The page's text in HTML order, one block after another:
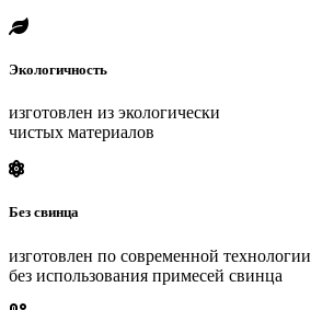
Экологичность
изготовлен из экологически
чистых материалов
Без свинца
изготовлен по современной технологии
без использования примесей свинца